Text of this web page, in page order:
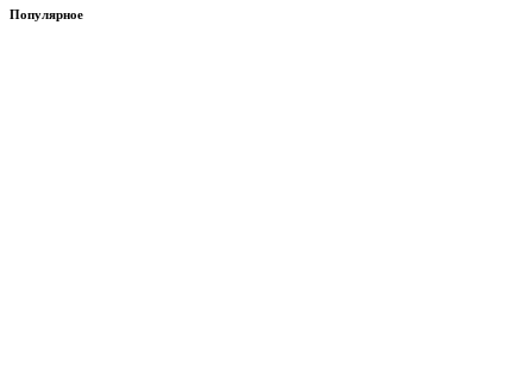
Популярное